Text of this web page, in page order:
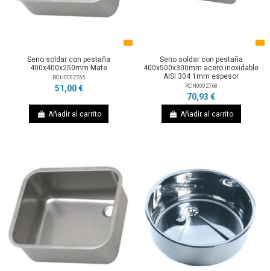
Seno soldar con pestaña
400x400x250mm Mate
RCH0002765
51,00 €
Añadir al carrito
Seno soldar con pestaña
400x500x300mm acero inoxidable
AISI 304 1mm espesor
RCH0002768
70,93 €
Añadir al carrito